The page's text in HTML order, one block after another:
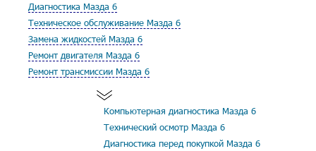
Диагностика Мазда 6
Техническое обслуживание Мазда 6
Замена жидкостей Мазда 6
Ремонт двигателя Мазда 6
Ремонт трансмиссии Мазда 6
Компьютерная диагностика Мазда 6
Технический осмотр Мазда 6
Диагностика перед покупкой Мазда 6